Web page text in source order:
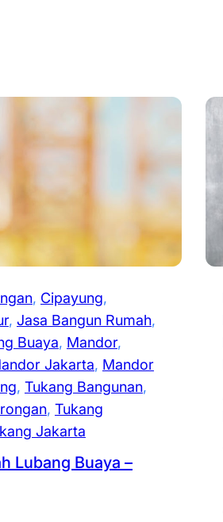
, Cipayung
, Jasa Bangun Rumah
Buaya, Mandor
Jakarta, Mandor
, Tukang Bangunan
, Tukang
Jakarta
Lubang Buaya –